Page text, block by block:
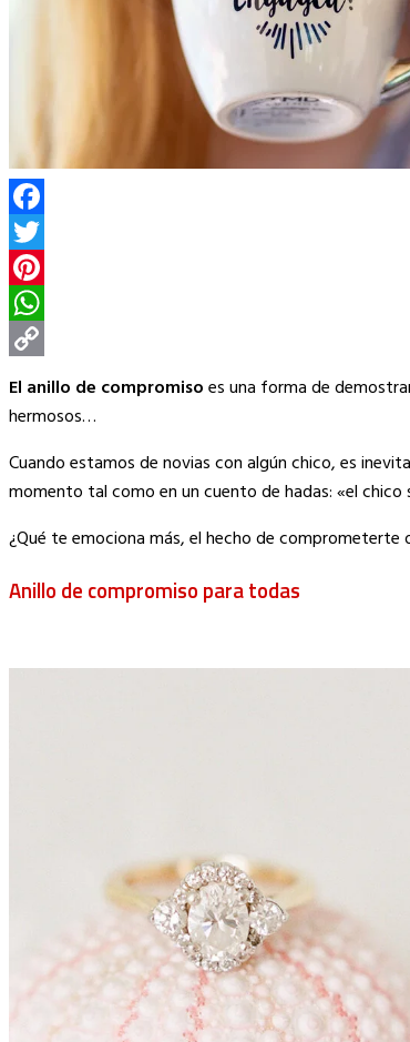
Facebook
Twitter
Pinterest
WhatsApp
Copy
Link
El anillo de compromisoes una forma de
hermosos…
Cuando estamos de novias con algún chico, es
momento tal como en un cuento de hadas: «el
¿Qué te emociona más, el hecho de comprometerte
Anillo de compromiso para todas